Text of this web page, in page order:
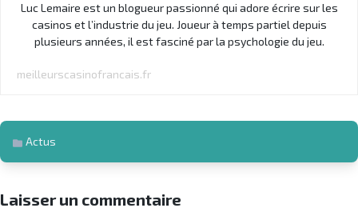
Luc Lemaire est un blogueur passionné qui adore écrire sur les
casinos et l’industrie du jeu. Joueur à temps partiel depuis
plusieurs années, il est fasciné par la psychologie du jeu.
meilleurscasinofrancais.fr
Actus
Laisser un commentaire